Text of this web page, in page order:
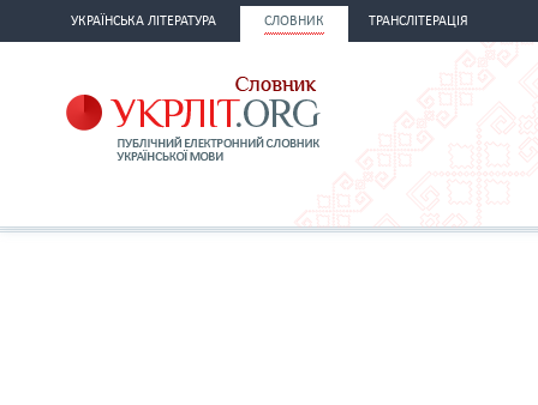
УКРАЇНСЬКА ЛІТЕРАТУРА СЛОВНИК ТРАНСЛІТЕРАЦІЯ